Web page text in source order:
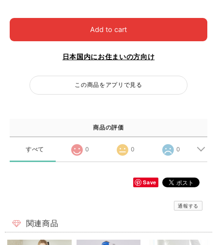
Add to cart
日本国内にお住まいの方向け
この商品をアプリで見る
商品の評価
すべて 0 0 0
Save
通報する
関連商品